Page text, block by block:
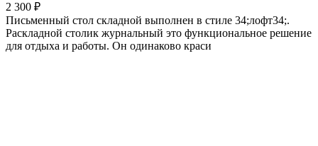
2 300 ₽
Письменный стол складной выполнен в стиле 34;лофт34;.
Раскладной столик журнальный это функциональное решение
для отдыха и работы. Он одинаково краси